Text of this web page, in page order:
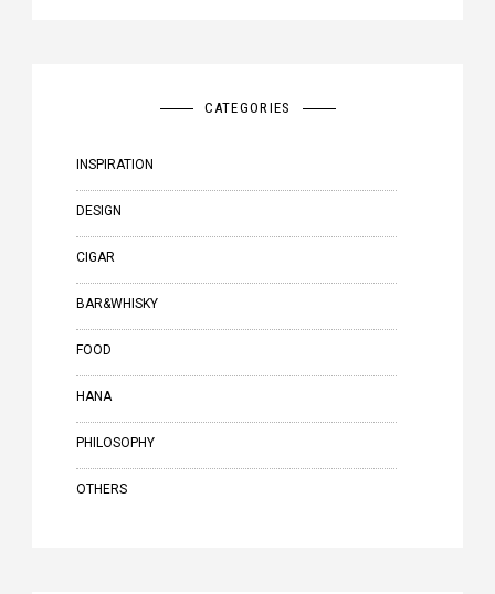
CATEGORIES
INSPIRATION
DESIGN
CIGAR
BAR&WHISKY
FOOD
HANA
PHILOSOPHY
OTHERS